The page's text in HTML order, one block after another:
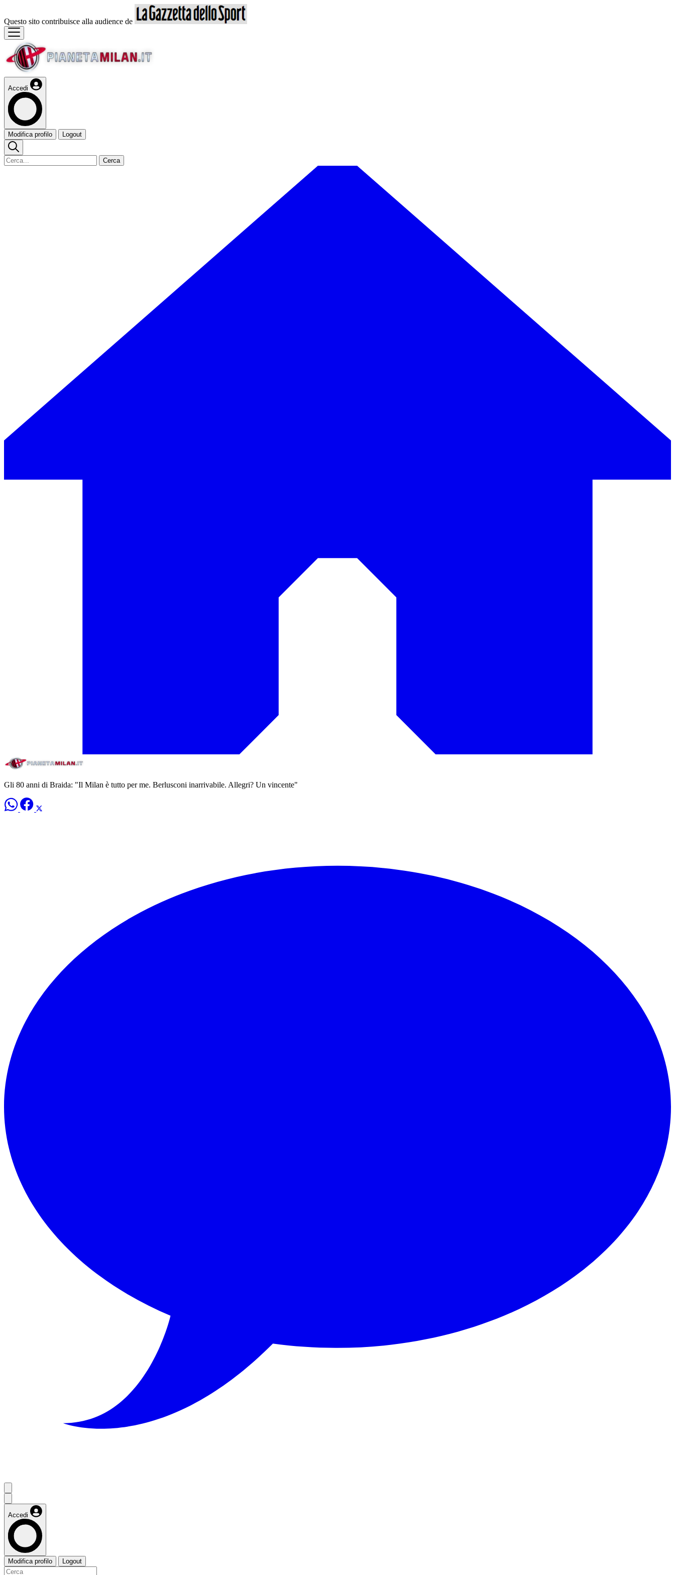
Questo sito contribuisce alla audience de
Accedi
Modifica profilo Logout
Cerca
Gli 80 anni di Braida: "Il Milan è tutto per me. Berlusconi inarrivabile. Allegri? Un vincente"
Accedi
Modifica profilo Logout